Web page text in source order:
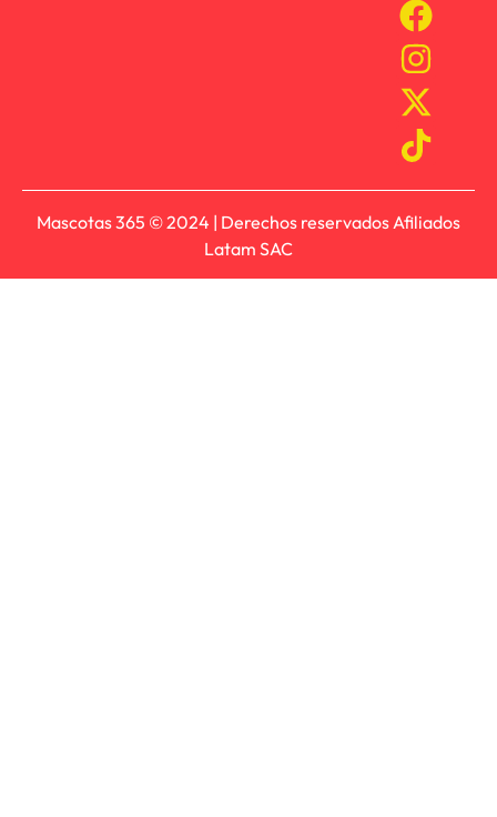
Mascotas 365 © 2024 | Derechos reservados Afiliados
Latam SAC